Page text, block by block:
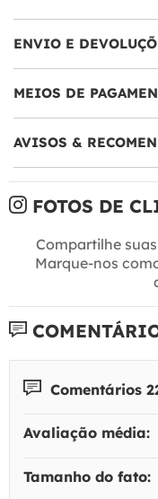
ENVIO E
MEIOS DE
AVISOS &
FOTOS DE
Compartilhe
Marque-nos
Comentários
Avaliação média:
Tamanho do fato: